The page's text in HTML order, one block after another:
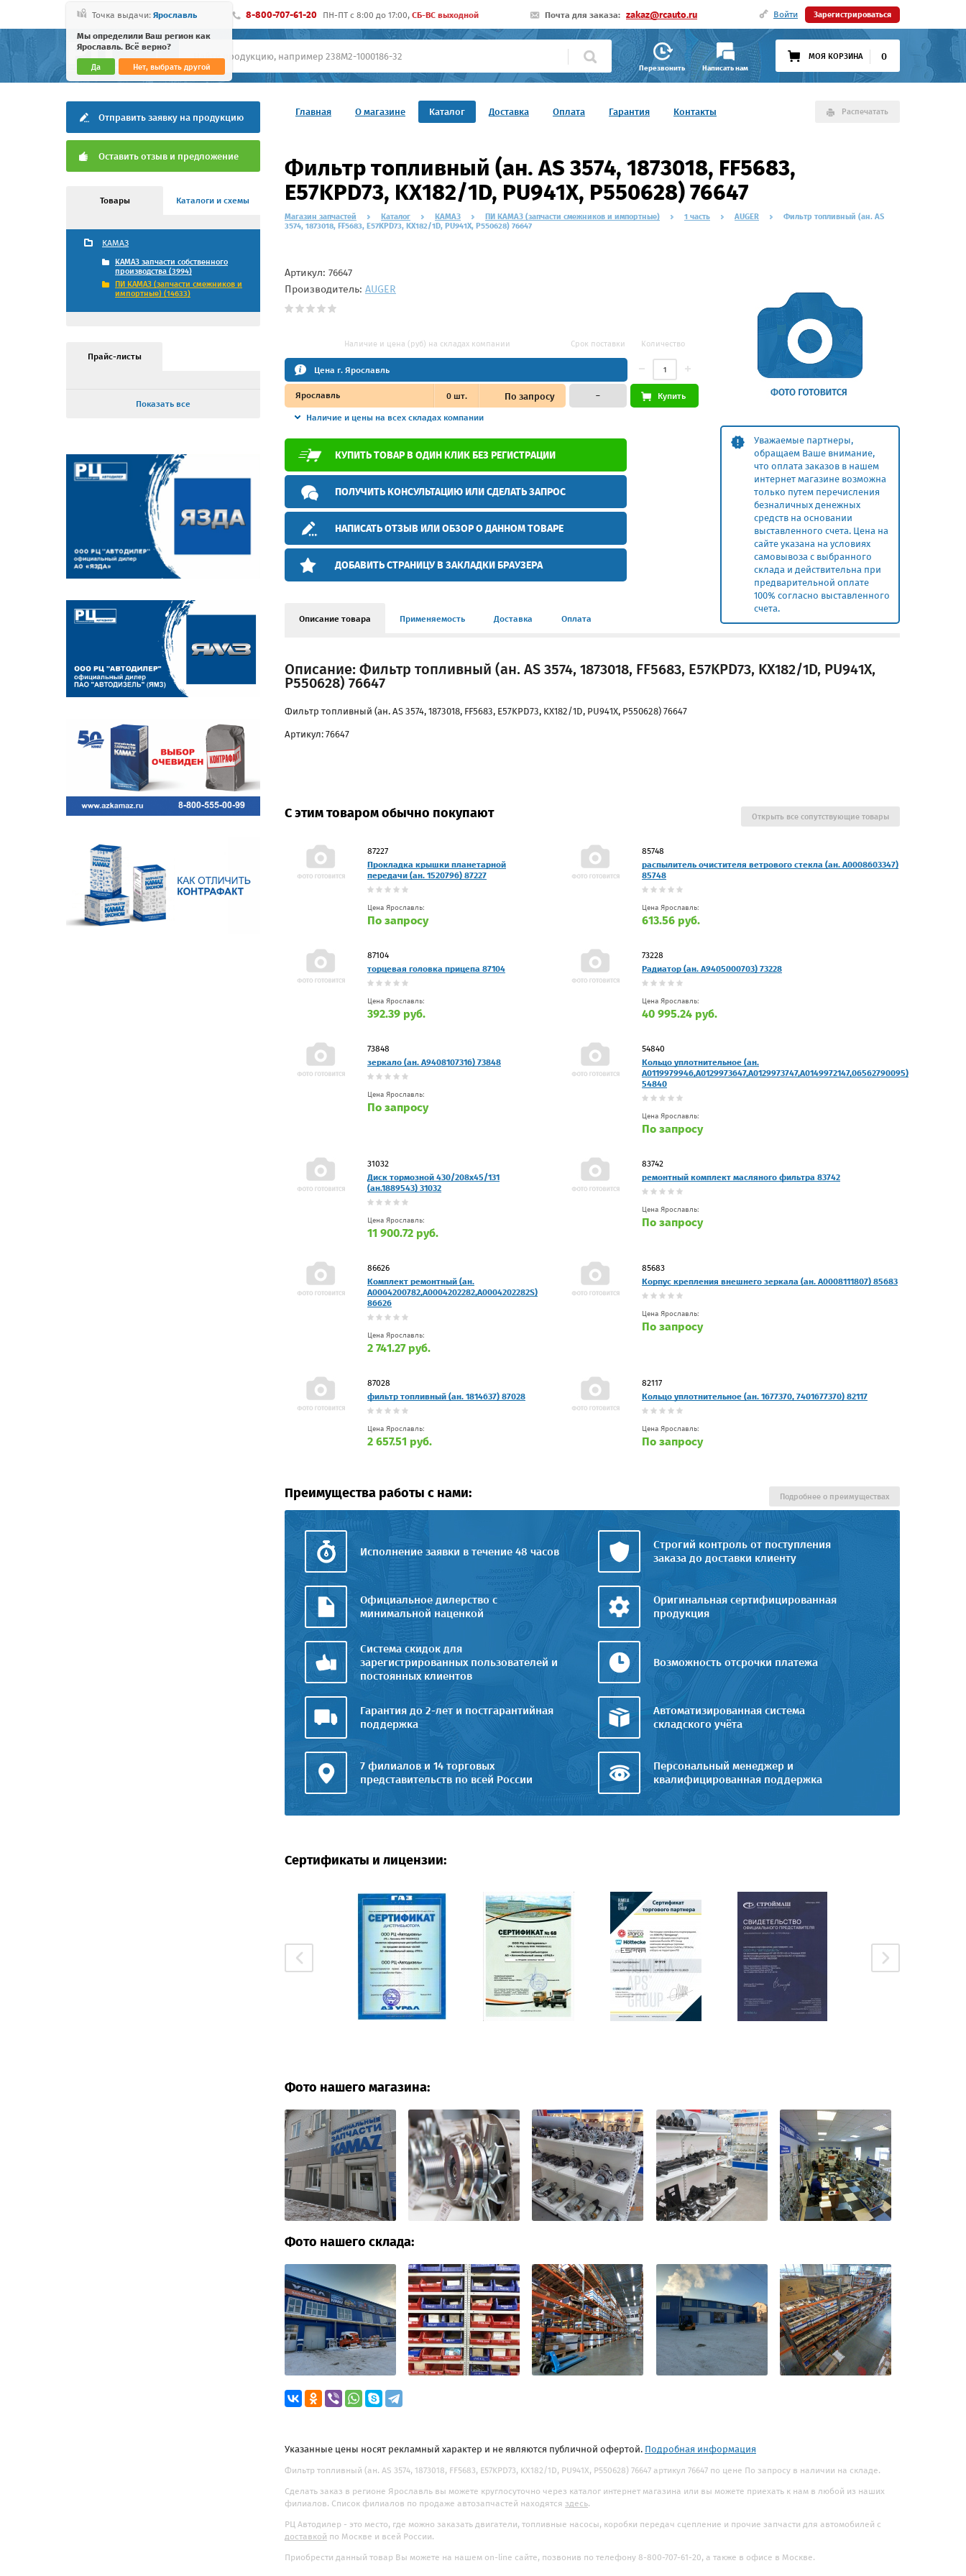
Точка выдачи: Ярославль
Мы определили Ваш регион как
Ярославль. Всё верно?
Да Нет, выбрать другой
8-800-707-61-20 ПН-ПТ c 8:00 до 17:00, СБ-ВС выходной Почта для заказа: zakaz@rcauto.ru Войти Зарегистрироваться
Перезвонить Написать нам
МОЯ КОРЗИНА 0
Главная О магазине Каталог Доставка Оплата Гарантия Контакты Распечатать
Отправить заявку на продукцию
Оставить отзыв и предложение
Товары Каталоги и схемы
КАМАЗ
КАМАЗ запчасти собственного
производства (3994)
ПИ КАМАЗ (запчасти смежников и
импортные) (14633)
Прайс-листы
Показать все
Фильтр топливный (ан. AS 3574, 1873018, FF5683,
E57KPD73, KX182/1D, PU941X, P550628) 76647
Магазин запчастей Каталог КАМАЗ ПИ КАМАЗ (запчасти смежников и импортные) 1 часть AUGER
Фильтр топливный (ан. AS
3574, 1873018, FF5683, E57KPD73, KX182/1D, PU941X, P550628) 76647
Уважаемые партнеры,
обращаем Ваше внимание,
что оплата заказов в нашем
интернет магазине возможна
только путем перечисления
безналичных денежных
средств на основании
выставленного счета. Цена на
сайте указана на условиях
самовывоза с выбранного
склада и действительна при
предварительной оплате
100% согласно выставленного
счета.
Артикул: 76647
Производитель: AUGER
Наличие и цена (руб) на складах компании Срок поставки Количество
Цена г. Ярославль
Ярославль 0шт. По запросу
Наличие и цены на всех складах компании
– Купить
КУПИТЬ ТОВАР В ОДИН КЛИК БЕЗ РЕГИСТРАЦИИ
ПОЛУЧИТЬ КОНСУЛЬТАЦИЮ ИЛИ СДЕЛАТЬ ЗАПРОС
НАПИСАТЬ ОТЗЫВ ИЛИ ОБЗОР О ДАННОМ ТОВАРЕ
ДОБАВИТЬ СТРАНИЦУ В ЗАКЛАДКИ БРАУЗЕРА
Описание товара Применяемость Доставка Оплата
Описание: Фильтр топливный (ан. AS 3574, 1873018, FF5683, E57KPD73, KX182/1D, PU941X,
P550628) 76647
Фильтр топливный (ан. AS 3574, 1873018, FF5683, E57KPD73, KX182/1D, PU941X, P550628) 76647
Артикул: 76647
С этим товаром обычно покупают
87227
Прокладка крышки планетарной
передачи (ан. 1520796) 87227
Цена Ярославль:
По запросу
85748
распылитель очистителя ветрового стекла (ан. A0008603347)
85748
Цена Ярославль:
613.56 руб.
87104
торцевая головка прицепа 87104
Цена Ярославль:
392.39 руб.
73228
Радиатор (ан. A9405000703) 73228
Цена Ярославль:
40 995.24 руб.
73848
зеркало (ан. A9408107316) 73848
Цена Ярославль:
По запросу
54840
Кольцо уплoтнитeльнoe (ан.
A0119979946,A0129973647,A0129973747,A0149972147,06562790095)
54840
Цена Ярославль:
По запросу
31032
Диск тормозной 430/208х45/131
(ан.1889543) 31032
Цена Ярославль:
11 900.72 руб.
83742
ремонтный комплект масляного фильтра 83742
Цена Ярославль:
По запросу
86626
Комплект ремонтный (ан.
A0004200782,A0004202282,A0004202282S)
86626
Цена Ярославль:
2 741.27 руб.
85683
Корпус крепления внешнего зеркала (ан. A0008111807) 85683
Цена Ярославль:
По запросу
87028
фильтр топливный (ан. 1814637) 87028
Цена Ярославль:
2 657.51 руб.
82117
Кольцо уплoтнитeльнoe (ан. 1677370, 7401677370) 82117
Цена Ярославль:
По запросу
Открыть все сопутствующие товары
Преимущества работы с нами:
Исполнение заявки в течение 48 часов
Строгий контроль от поступления
заказа до доставки клиенту
Официальное дилерство с
минимальной наценкой
Оригинальная сертифицированная
продукция
Система скидок для
зарегистрированных пользователей и
постоянных клиентов
Возможность отсрочки платежа
Гарантия до 2-лет и постгарантийная
поддержка
Автоматизированная система
складского учёта
7 филиалов и 14 торговых
представительств по всей России
Персональный менеджер и
квалифицированная поддержка
Подробнее о преимуществах
Сертификаты и лицензии:
Фото нашего магазина:
Фото нашего склада:
Указанные цены носят рекламный характер и не являются публичной офертой. Подробная информация
Фильтр топливный (ан. AS 3574, 1873018, FF5683, E57KPD73, KX182/1D, PU941X, P550628) 76647 артикул 76647 по цене По запросу в наличии на складе.
Сделать заказ в регионе Ярославль вы можете круглосуточно через каталог интернет магазина или вы можете приехать к нам в любой из наших
филиалов. Список филиалов по продаже автозапчастей находятся здесь.
РЦ Автодилер - это место, где можно заказать двигатели, топливные насосы, коробки передач сцепление и прочие запчасти для автомобилей с
доставкой по Москве и всей России.
Приобрести данный товар Вы можете на нашем on-line сайте, позвонив по телефону 8-800-707-61-20, а также в офисе в Москве.